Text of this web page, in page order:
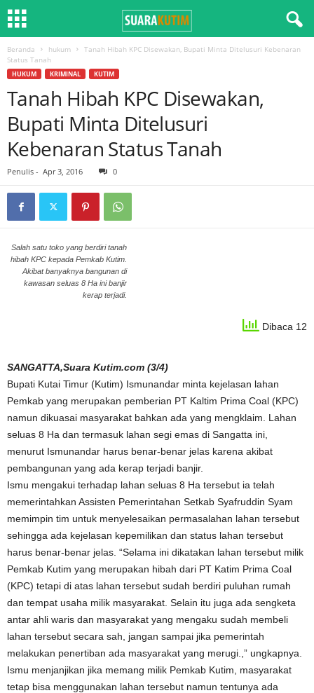
Beranda hukum
Tanah Hibah KPC Disewakan, Bupati Minta Ditelusuri Kebenaran
Status Tanah
HUKUM KRIMINAL KUTIM
Tanah Hibah KPC Disewakan,
Bupati Minta Ditelusuri
Kebenaran Status Tanah
Penulis - Apr 3, 2016 0
Salah satu toko yang berdiri tanah
hibah KPC kepada Pemkab Kutim.
Akibat banyaknya bangunan di
kawasan seluas 8 Ha ini banjir
kerap terjadi.
Dibaca 12
SANGATTA,Suara Kutim.com (3/4)
Bupati Kutai Timur (Kutim) Ismunandar minta kejelasan lahan
Pemkab yang merupakan pemberian PT Kaltim Prima Coal (KPC)
namun dikuasai masyarakat bahkan ada yang mengklaim. Lahan
seluas 8 Ha dan termasuk lahan segi emas di Sangatta ini,
menurut Ismunandar harus benar-benar jelas karena akibat
pembangunan yang ada kerap terjadi banjir.
Ismu mengakui terhadap lahan seluas 8 Ha tersebut ia telah
memerintahkan Assisten Pemerintahan Setkab Syafruddin Syam
memimpin tim untuk menyelesaikan permasalahan lahan tersebut
sehingga ada kejelasan kepemilikan dan status lahan tersebut
harus benar-benar jelas. “Selama ini dikatakan lahan tersebut milik
Pemkab Kutim yang merupakan hibah dari PT Katim Prima Coal
(KPC) tetapi di atas lahan tersebut sudah berdiri puluhan rumah
dan tempat usaha milik masyarakat. Selain itu juga ada sengketa
antar ahli waris dan masyarakat yang mengaku sudah membeli
lahan tersebut secara sah, jangan sampai jika pemerintah
melakukan penertiban ada masyarakat yang merugi.,” ungkapnya.
Ismu menjanjikan jika memang milik Pemkab Kutim, masyarakat
tetap bisa menggunakan lahan tersebut namun tentunya ada